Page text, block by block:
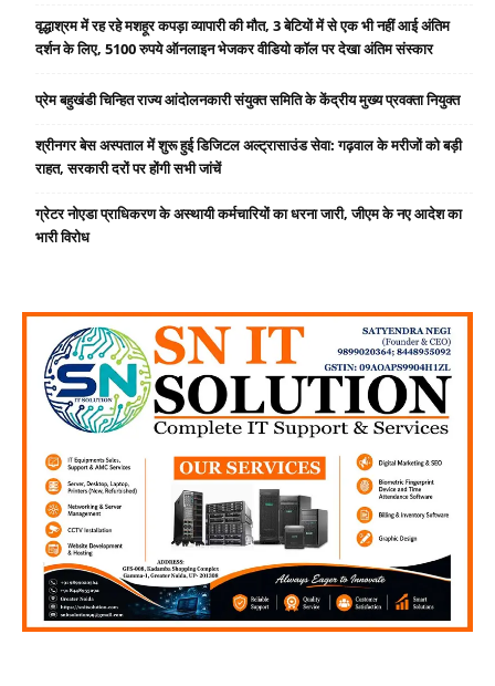
वृद्धाश्रम में रह रहे मशहूर कपड़ा व्यापारी की मौत, 3 बेटियों में से एक भी नहीं आई अंतिम
दर्शन के लिए, 5100 रुपये ऑनलाइन भेजकर वीडियो कॉल पर देखा अंतिम संस्कार
प्रेम बहुखंडी चिन्हित राज्य आंदोलनकारी संयुक्त समिति के केंद्रीय मुख्य प्रवक्ता नियुक्त
श्रीनगर बेस अस्पताल में शुरू हुई डिजिटल अल्ट्रासाउंड सेवा: गढ़वाल के मरीजों को बड़ी
राहत, सरकारी दरों पर होंगी सभी जांचें
ग्रेटर नोएडा प्राधिकरण के अस्थायी कर्मचारियों का धरना जारी, जीएम के नए आदेश का
भारी विरोध